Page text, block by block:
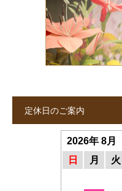
定休日のご案内
2026年 8月
日
月 火